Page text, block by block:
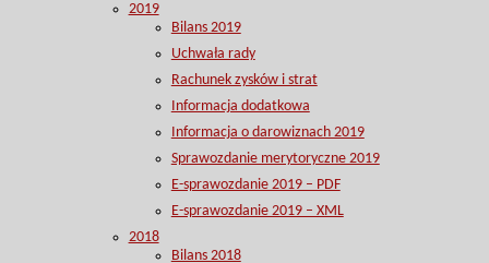
2019
Bilans 2019
Uchwała rady
Rachunek zysków i strat
Informacja dodatkowa
Informacja o darowiznach 2019
Sprawozdanie merytoryczne 2019
E-sprawozdanie 2019 – PDF
E-sprawozdanie 2019 – XML
2018
Bilans 2018